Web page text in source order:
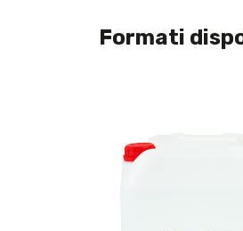
Formati